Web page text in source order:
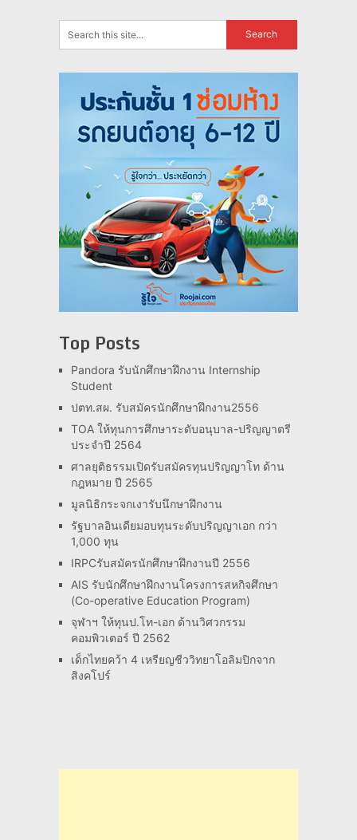
Top Posts
Pandora รับนักศึกษาฝึกงาน Internship
Student
ปตท.สผ. รับสมัครนักศึกษาฝึกงาน2556
TOA ให้ทุนการศึกษาระดับอนุบาล-ปริญญาตรี
ประจำปี 2564
ศาลยุติธรรมเปิดรับสมัครทุนปริญญาโท ด้าน
กฎหมาย ปี 2565
มูลนิธิกระจกเงารับนึกษาฝึกงาน
รัฐบาลอินเดียมอบทุนระดับปริญญาเอก กว่า
1,000 ทุน
IRPCรับสมัครนักศึกษาฝึกงานปี 2556
AIS รับนักศึกษาฝึกงานโครงการสหกิจศึกษา
(Co-operative Education Program)
จุฬาฯ ให้ทุนป.โท-เอก ด้านวิศวกรรม
คอมพิวเตอร์ ปี 2562
เด็กไทยคว้า 4 เหรียญชีววิทยาโอลิมปิกจาก
สิงคโปร์